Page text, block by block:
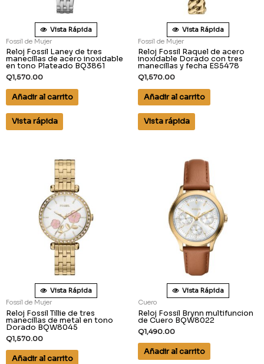
Vista Rápida
Fossil de Mujer
Reloj Fossil Laney de tres
manecillas de acero inoxidable
en tono Plateado BQ3861
Q1,570.00
Añadir al carrito
Vista rápida
Vista Rápida
Fossil de Mujer
Reloj Fossil Raquel de acero
inoxidable Dorado con tres
manecillas y fecha ES5478
Q1,570.00
Añadir al carrito
Vista rápida
Vista Rápida
Fossil de Mujer
Reloj Fossil Tillie de tres
manecillas de metal en tono
Dorado BQW8045
Q1,570.00
Añadir al carrito
Vista Rápida
Cuero
Reloj Fossil Brynn multifuncion
de Cuero BQW8022
Q1,490.00
Añadir al carrito